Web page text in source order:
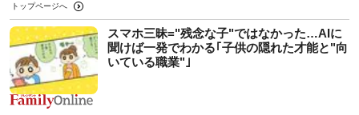
トップページへ
スマホ三昧="残念な子"ではなかった…AIに
聞けば一発でわかる｢子供の隠れた才能と"向
いている職業"｣